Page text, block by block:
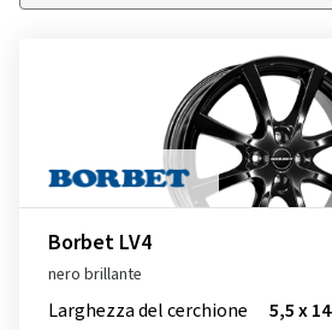
Borbet LV4
nero brillante
Larghezza del cerchione
5,5 x 14